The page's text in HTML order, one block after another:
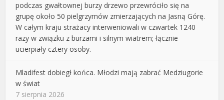
podczas gwałtownej burzy drzewo przewróciło się na
grupę około 50 pielgrzymów zmierzających na Jasną Górę.
W całym kraju strażacy interweniowali w czwartek 1240
razy w związku z burzami i silnym wiatrem; łącznie
ucierpiały cztery osoby.
Mladifest dobiegł końca. Młodzi mają zabrać Medziugorie
w świat
7 sierpnia 2026